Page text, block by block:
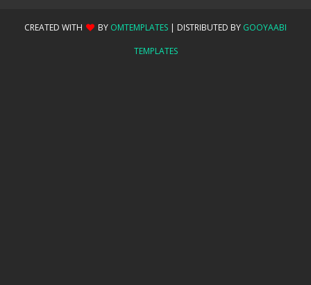
CREATED WITH BY OMTEMPLATES | DISTRIBUTED BY GOOYAABI
TEMPLATES